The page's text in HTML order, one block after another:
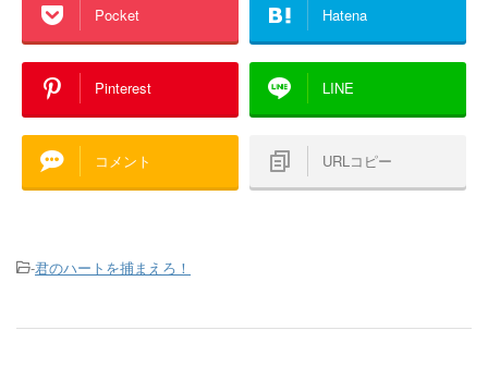
Pocket Hatena
Pinterest LINE
コメント URLコピー
-君のハートを捕まえろ！